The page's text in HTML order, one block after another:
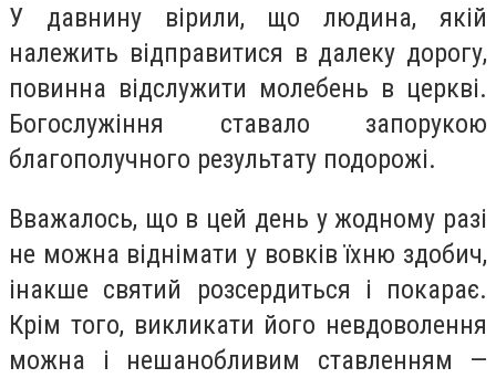
У давнину вірили, що людина, якій
належить відправитися в далеку дорогу,
повинна відслужити молебень в церкві.
Богослужіння ставало запорукою
благополучного результату подорожі.
Вважалось, що в цей день у жодному разі
не можна віднімати у вовків їхню здобич,
інакше святий розсердиться і покарає.
Крім того, викликати його невдоволення
можна і нешанобливим ставленням —